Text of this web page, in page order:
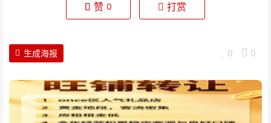
赞 0 打赏
0 0
生成海报